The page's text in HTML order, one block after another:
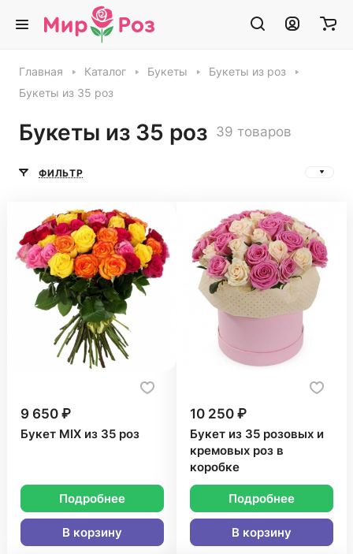
Главная Каталог Букеты
Букеты из роз
Букеты из 35 роз
Букеты из 35 роз 39 товаров
ФИЛЬТР
9 650 ₽
Букет MIX из 35 роз
Подробнее
В корзину
10 250 ₽
Букет из 35 розовых и
кремовых роз в
коробке
Подробнее
В корзину